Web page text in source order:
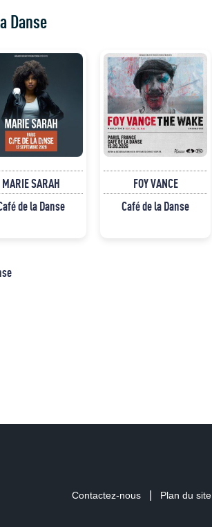
Danse
MARIE SARAH
de la Danse
FOY VANCE
Café de la Danse
Contactez-nous Plan du site